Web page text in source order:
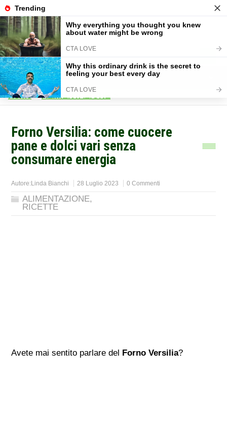
Home>ALIMENTAZIONE
Forno Versilia: come cuocere
pane e dolci vari senza
consumare energia
Autore:Linda Bianchi 28 Luglio 2023 0 Commenti
ALIMENTAZIONE,
RICETTE
Avete mai sentito parlare del Forno Versilia?